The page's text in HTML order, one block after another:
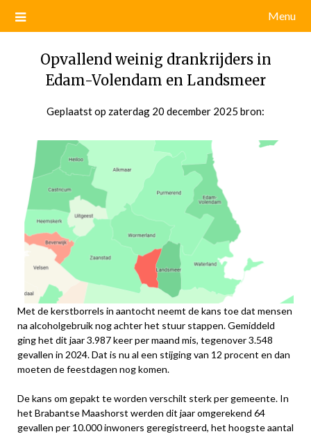
Menu
Opvallend weinig drankrijders in
Edam-Volendam en Landsmeer
Geplaatst op zaterdag 20 december 2025 door
bron:
Met de kerstborrels in aantocht neemt de kans toe dat mensen
na alcoholgebruik nog achter het stuur stappen. Gemiddeld
ging het dit jaar 3.987 keer per maand mis, tegenover 3.548
gevallen in 2024. Dat is nu al een stijging van 12 procent en dan
moeten de feestdagen nog komen.
De kans om gepakt te worden verschilt sterk per gemeente. In
het Brabantse Maashorst werden dit jaar omgerekend 64
gevallen per 10.000 inwoners geregistreerd, het hoogste aantal